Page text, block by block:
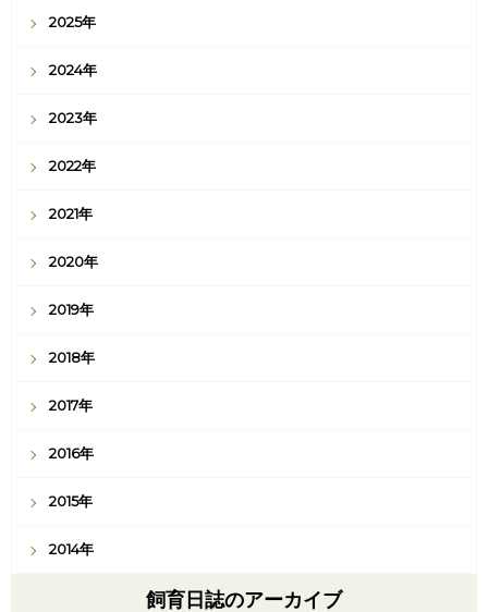
2025年
2024年
2023年
2022年
2021年
2020年
2019年
2018年
2017年
2016年
2015年
2014年
飼育日誌のアーカイブ